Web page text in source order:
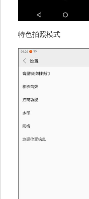
特色拍照模式